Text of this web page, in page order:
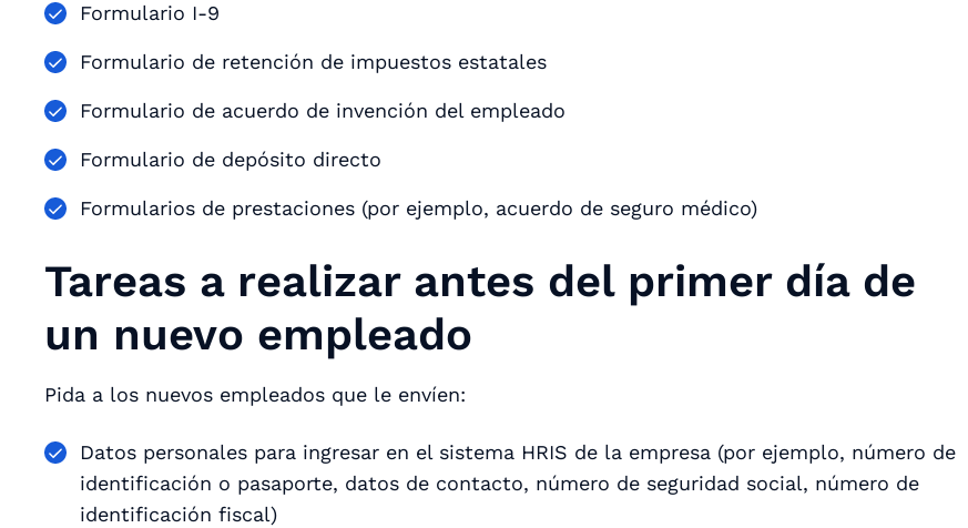
Formulario I-9
Formulario de retención de impuestos estatales
Formulario de acuerdo de invención del empleado
Formulario de depósito directo
Formularios de prestaciones (por ejemplo, acuerdo de seguro médico)
Tareas a realizar antes del primer día de
un nuevo empleado
Pida a los nuevos empleados que le envíen:
Datos personales para ingresar en el sistema HRIS de la empresa (por ejemplo, número de
identificación o pasaporte, datos de contacto, número de seguridad social, número de
identificación fiscal)